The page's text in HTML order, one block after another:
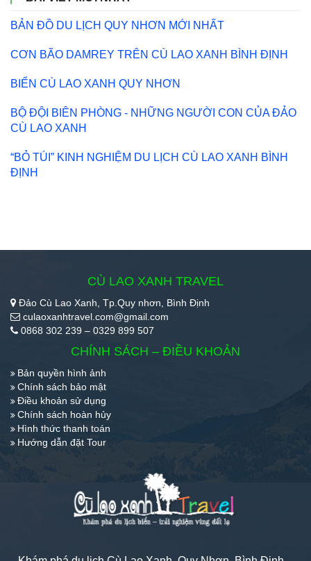
BẢN ĐỒ DU LỊCH QUY NHƠN MỚI NHẤT
CƠN BÃO DAMREY TRÊN CÙ LAO XANH BÌNH ĐỊNH
BIỂN CÙ LAO XANH QUY NHƠN
BỘ ĐỘI BIÊN PHÒNG - NHỮNG NGƯỜI CON CỦA ĐẢO
CÙ LAO XANH
“BỎ TÚI” KINH NGHIỆM DU LỊCH CÙ LAO XANH BÌNH
ĐỊNH
CÙ LAO XANH TRAVEL
Đảo Cù Lao Xanh, Tp.Quy nhơn, Bình Định
culaoxanhtravel.com@gmail.com
0868 302 239 – 0329 899 507
CHÍNH SÁCH – ĐIỀU KHOẢN
Bản quyền hình ảnh
Chính sách bảo mật
Điều khoản sử dụng
Chính sách hoàn hủy
Hình thức thanh toán
Hướng dẫn đặt Tour